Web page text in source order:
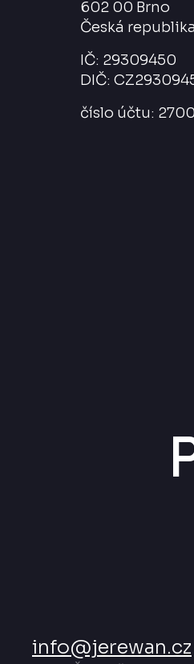
602 00 Brno
Česká republika
IČ: 29309450
DIČ:
číslo účtu:
info@jerewan.cz